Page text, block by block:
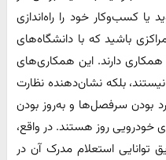
کسب‌وکار خود را راه‌اندازی
باشید که با دانشگاه‌های
دارند. این همکاری‌های
بلکه نشان‌دهنده نظارت
بودن سرفصل‌ها و به‌روز بودن
خودرویی روز هستند. در واقع،
توانایی استعلام مدرک آن در